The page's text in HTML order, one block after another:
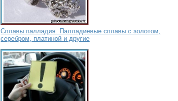
Сплавы палладия. Палладиевые сплавы с золотом,
серебром, платиной и другие